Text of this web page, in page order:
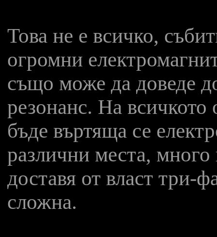
Това не е всичко,
огромни
също може да доведе
резонанс. На
бъде въртяща се
различни места, много
доставя от власт три-
сложна.